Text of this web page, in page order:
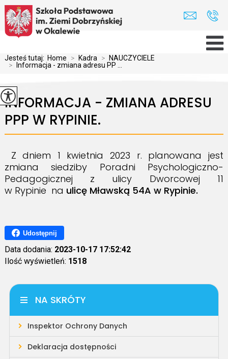
Jesteś tutaj: Home > Kadra >
NAUCZYCIELE
>
Informacja - zmiana adresu PP ...
INFORMACJA - ZMIANA ADRESU
PPP W RYPINIE.
Z dniem 1 kwietnia 2023 r. planowana jest
zmiana siedziby Poradni Psychologiczno-
Pedagogicznej z ulicy Dworcowej 11
w Rypinie na ulicę Mławską 54A w Rypinie.
Udostępnij
Data dodania: 2023-10-17 17:52:42
Ilość wyświetleń: 1518
NA SKRÓTY
Inspektor Ochrony Danych
Deklaracja dostępności